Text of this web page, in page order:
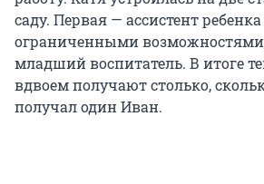
саду. Первая — ассистент ребенка
ограниченными
младший воспитатель. В итоге
вдвоем получают столько,
получал один Иван.